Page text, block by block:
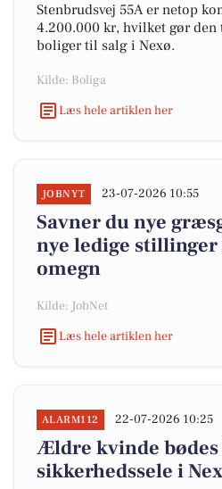
Stenbrudsvej 55A er netop
4.200.000 kr, hvilket gør den
boliger til salg i Nexø.
Kilde: Boliga
Læs hele artiklen her
JOBNYT 23-07-2026 10:55
Savner du nye
nye ledige stillinger
omegn
Kilde: JobNet
Læs hele artiklen her
ALARM112 22-07-2026 10:25
Ældre kvinde
sikkerhedssele i